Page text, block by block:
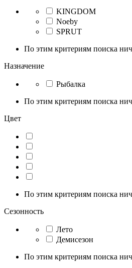
KINGDOM
Noeby
SPRUT
По этим критериям поиска
Назначение
Рыбалка
По этим критериям поиска
Цвет
По этим критериям поиска
Сезонность
Лето
Демисезон
По этим критериям поиска